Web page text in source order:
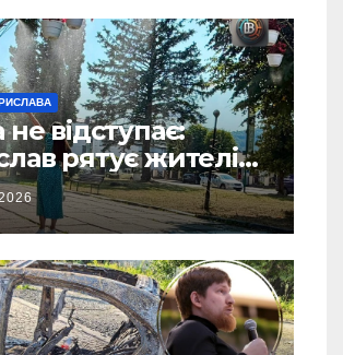
відступає:
рятує жителів
спеки